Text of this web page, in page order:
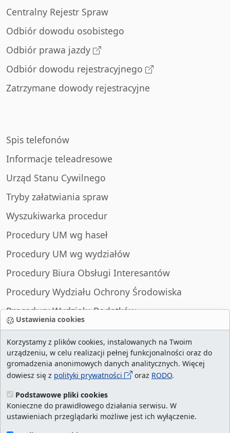
Ustawienia cookies
Korzystamy z plików cookies, instalowanych na Twoim
urządzeniu, w celu realizacji pełnej funkcjonalności oraz do
gromadzenia anonimowych danych analitycznych. Więcej
dowiesz się z polityki prywatności oraz RODO.
Podstawowe pliki cookies
Konieczne do prawidłowego działania serwisu. W
ustawieniach przeglądarki możliwe jest ich wyłączenie.
Centralny Rejestr Spraw
Odbiór dowodu osobistego
Odbiór prawa jazdy
Odbiór dowodu rejestracyjnego
Zatrzymane dowody rejestracyjne
Spis telefonów
Informacje teleadresowe
Urząd Stanu Cywilnego
Tryby załatwiania spraw
Wyszukiwarka procedur
Procedury UM wg haseł
Procedury UM wg wydziałów
Procedury Biura Obsługi Interesantów
Procedury Wydziału Ochrony Środowiska
Procedury Wydziału Podatków
Procedury Wydziału Spraw Obywatelskich
liczba wizyt:28987227/ aktualna strona:
najczęściej odwiedzane strony
cookies